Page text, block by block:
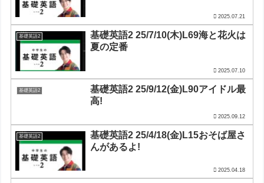
2025.07.21
基礎英語2
基礎英語2 25/7/10(木)L69海と花火は
夏の定番
2025.07.10
基礎英語2
基礎英語2 25/9/12(金)L90アイドル最
高!
2025.09.12
基礎英語2
基礎英語2 25/4/18(金)L15おそば屋さ
んがあるよ!
2025.04.18